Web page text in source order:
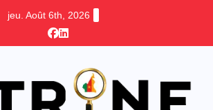
jeu. Août 6th, 2026